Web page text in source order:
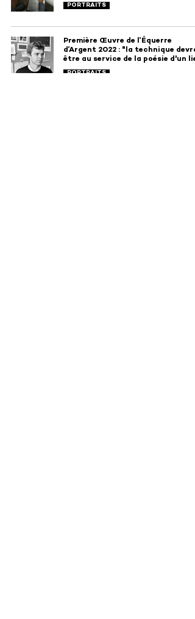
PORTRAITS
Première Œuvre de l’Équerre
d’Argent 2022 : "la technique
être au service de la poésie d'un
PORTRAITS